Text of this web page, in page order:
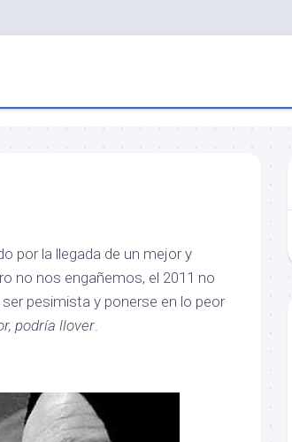
por la llegada de un mejor y
no nos engañemos, el 2011 no
pesimista y ponerse en lo peor
podría llover.